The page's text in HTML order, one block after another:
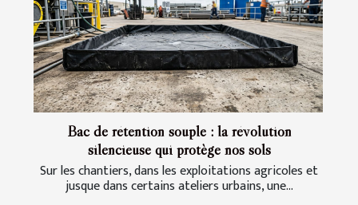
Bac de rétention souple : la révolution
silencieuse qui protège nos sols
Sur les chantiers, dans les exploitations agricoles et
jusque dans certains ateliers urbains, une...